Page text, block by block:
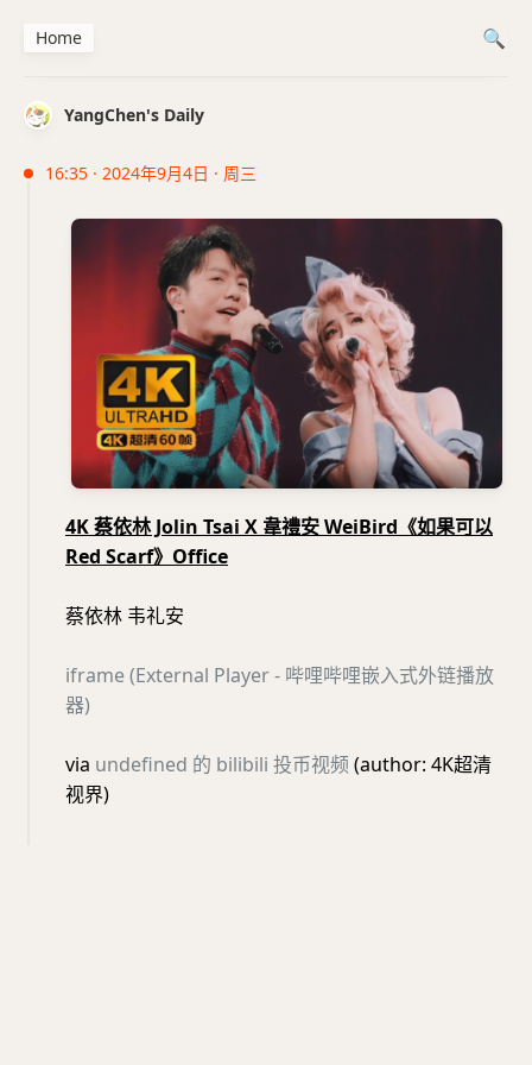
YangChen's Daily
16:35 · 2024年9月4日 · 周三
4K 蔡依林 Jolin Tsai X 韋禮安 WeiBird《如果可以
Red Scarf》Office
蔡依林 韦礼安
iframe (External Player - 哔哩哔哩嵌入式外链播放
器)
via undefined 的 bilibili 投币视频(author: 4K超清
视界)
Home